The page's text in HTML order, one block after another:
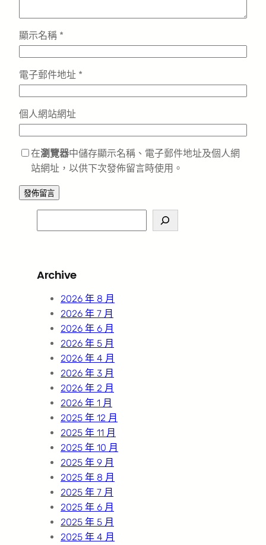
顯示名稱 *
電子郵件地址 *
個人網站網址
在瀏覽器中儲存顯示名稱、電子郵件地址及個人網
站網址，以供下次發佈留言時使用。
e
c
Archive
2026 年 8 月
2026 年 7 月
2026 年 6 月
2026 年 5 月
2026 年 4 月
2026 年 3 月
2026 年 2 月
2026 年 1 月
2025 年 12 月
2025 年 11 月
2025 年 10 月
2025 年 9 月
2025 年 8 月
2025 年 7 月
2025 年 6 月
2025 年 5 月
2025 年 4 月